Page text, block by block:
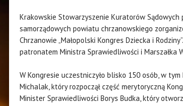
Krakowskie Stowarzyszenie Kuratorów Sądowych
samorządowych powiatu chrzanowskiego
Chrzanowie „Małopolski Kongres Dziecka i
patronatem Ministra Sprawiedliwości i Marszałka
W Kongresie uczestniczyło blisko 150 osób, w
Michalak, który rozpoczął część merytoryczną
Minister Sprawiedliwości Borys Budka, który